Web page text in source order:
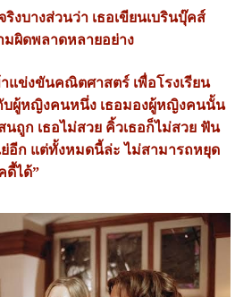
งบางส่วนว่า เธอเขียนเบรินบุ๊คส์
มผิดพลาดหลายอย่าง
แข่งขันคณิตศาสตร์ เพื่อโรงเรียน
บผู้หญิงคนหนึ่ง เธอมองผู้หญิงคนนั้น
นถูก เธอไม่สวย คิ้วเธอก็ไม่สวย ฟัน
ย่อีก แต่ทั้งหมดนี้ล่ะ ไม่สามารถหยุด
ดี้ได้”